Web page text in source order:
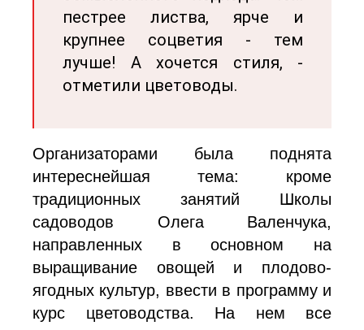
пестрее листва, ярче и
крупнее соцветия - тем
лучше! А хочется стиля, -
отметили цветоводы.
Организаторами была поднята
интереснейшая тема: кроме
традиционных занятий Школы
садоводов Олега Валенчука,
направленных в основном на
выращивание овощей и плодово-
ягодных культур, ввести в программу и
курс цветоводства. На нем все